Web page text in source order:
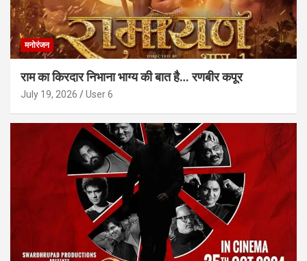
मनोरंजन
राम का किरदार निभाना भाग्य की बात है… रणबीर कपूर
July 19, 2026 User 6